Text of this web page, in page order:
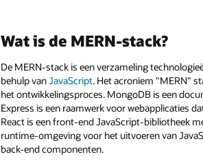
Wat is de MERN-stack?
De MERN-stack is een verzameling
behulp vanJavaScript. Het acroniem "MERN"
het ontwikkelingsproces. MongoDB is een
Express is een raamwerk voor webapplicaties
React is een front-end JavaScript-bibliotheek
runtime-omgeving voor het uitvoeren van
back-end componenten.